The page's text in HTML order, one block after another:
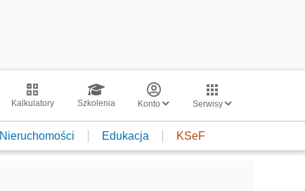
Kalkulatory Szkolenia Konto Serwisy
Nieruchomości Edukacja KSeF